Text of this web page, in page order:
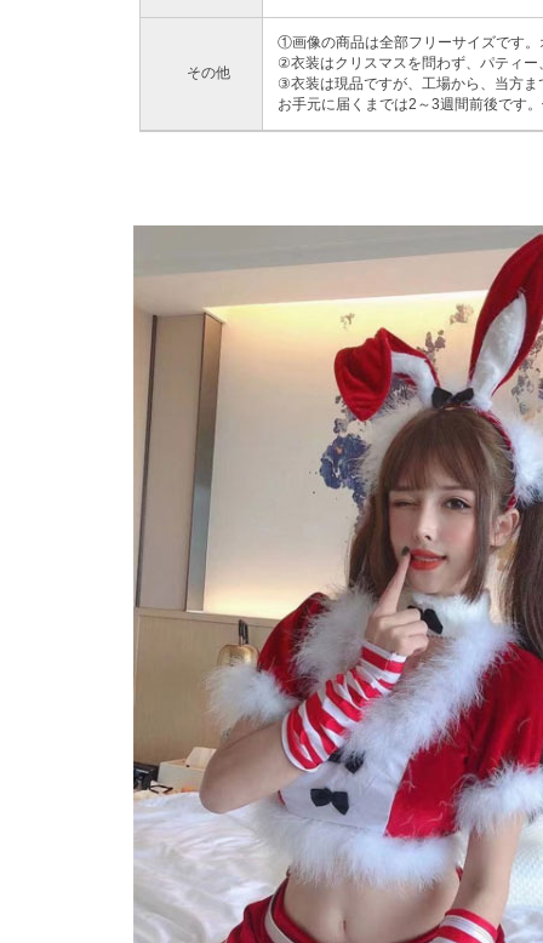
その他
①画像の商品は全部フリーサイズです
②衣装はクリスマスを問わず、パティ
③衣装は現品ですが、工場から、当方
お手元に届くまでは2～3週間前後です